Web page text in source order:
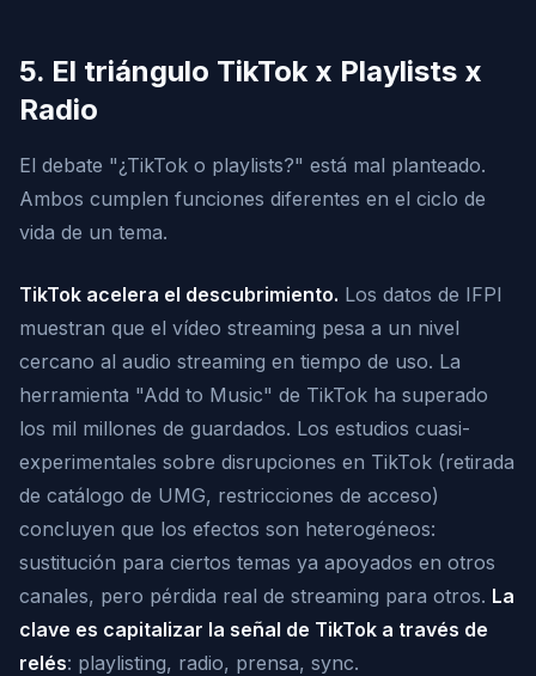
5. El triángulo TikTok x Playlists x
Radio
El debate "¿TikTok o playlists?" está mal planteado.
Ambos cumplen funciones diferentes en el ciclo de
vida de un tema.
TikTok acelera el descubrimiento. Los datos de IFPI
muestran que el vídeo streaming pesa a un nivel
cercano al audio streaming en tiempo de uso. La
herramienta "Add to Music" de TikTok ha superado
los mil millones de guardados. Los estudios cuasi-
experimentales sobre disrupciones en TikTok (retirada
de catálogo de UMG, restricciones de acceso)
concluyen que los efectos son heterogéneos:
sustitución para ciertos temas ya apoyados en otros
canales, pero pérdida real de streaming para otros. La
clave es capitalizar la señal de TikTok a través de
relés: playlisting, radio, prensa, sync.